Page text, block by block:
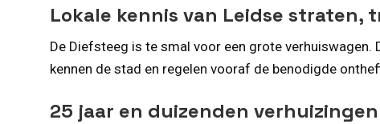
Lokale kennis van Leidse straten,
De Diefsteeg is te smal voor een grote
kennen de stad en regelen vooraf de benodigde
25 jaar en duizenden